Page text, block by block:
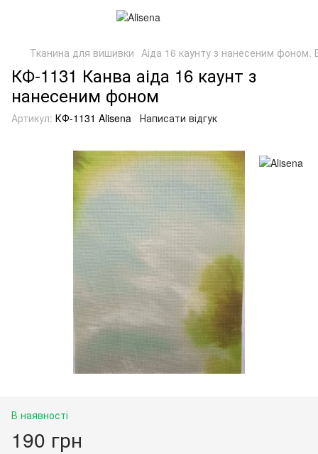
Тканина для вишивки Аіда 16 каунту з нанесеним фоном.
КФ-1131 Канва аіда 16 каунт з
нанесеним фоном
Артикул: КФ-1131 Alisena Написати відгук
В наявності
190 грн